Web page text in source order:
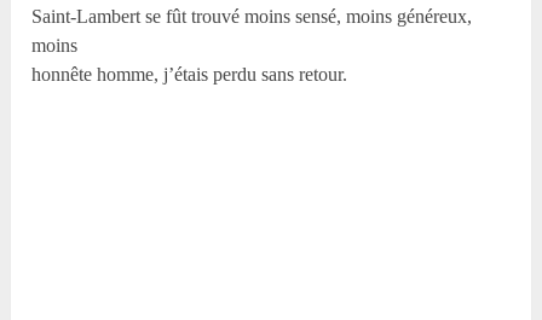
Saint-Lambert se fût trouvé moins sensé, moins généreux,
moins
honnête homme, j’étais perdu sans retour.